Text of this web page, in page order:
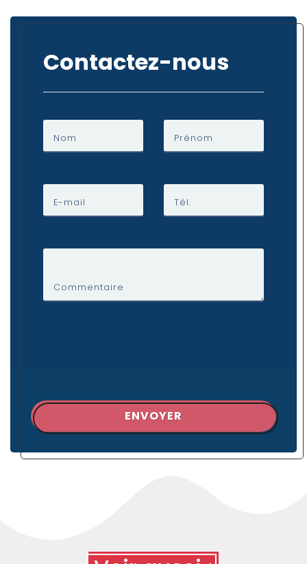
Contactez-nous
Nom Prénom
E-mail Tél.
Commentaire
ENVOYER